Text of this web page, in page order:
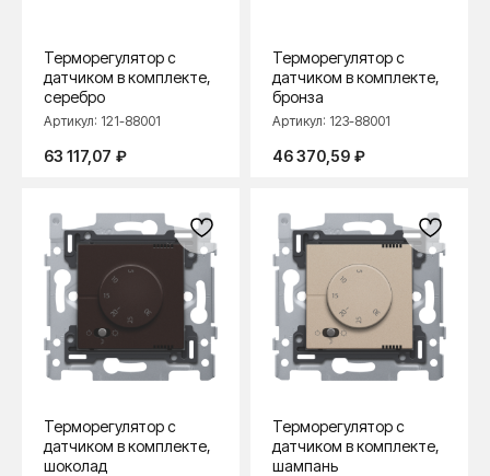
Терморегулятор с
датчиком в комплекте,
серебро
Артикул: 121-88001
63 117,07 ₽
Терморегулятор с
датчиком в комплекте,
бронза
Артикул: 123-88001
46 370,59 ₽
Терморегулятор с
датчиком в комплекте,
шоколад
Терморегулятор с
датчиком в комплекте,
шампань